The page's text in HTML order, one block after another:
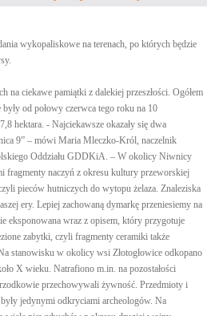
wykopaliskowe na terenach, po których będzie
ciekawe pamiątki z dalekiej przeszłości. Ogółem
od połowy czerwca tego roku na 10
hektara. - Najciekawsze okazały się dwa
9” – mówi Maria Mleczko-Król, naczelnik
Oddziału GDDKiA. – W okolicy Niwnicy
fragmenty naczyń z okresu kultury przeworskiej
pieców hutniczych do wytopu żelaza. Znaleziska
ery. Lepiej zachowaną dymarkę przeniesiemy na
eksponowana wraz z opisem, który przygotuje
zabytki, czyli fragmenty ceramiki także
stanowisku w okolicy wsi Złotogłowice odkopano
X wieku. Natrafiono m.in. na pozostałości
przechowywali żywność. Przedmioty i
jedynymi odkryciami archeologów. Na